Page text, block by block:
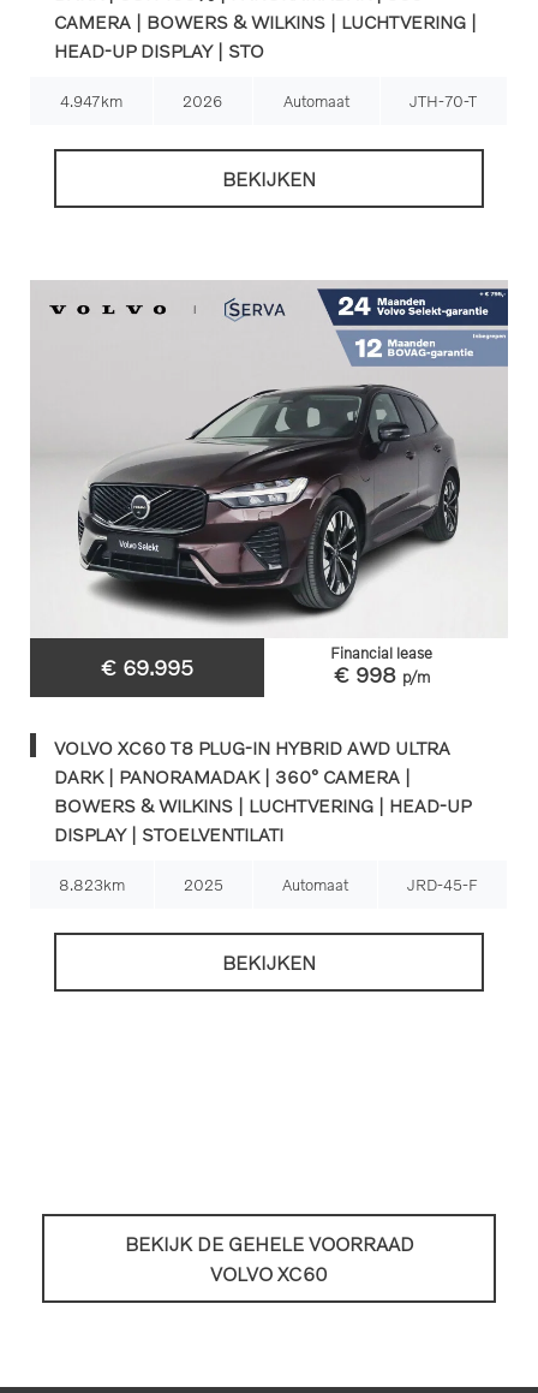
CAMERA | BOWERS & WILKINS | LUCHTVERING |
HEAD-UP DISPLAY | STO
4.947km 2026 Automaat JTH-70-T
BEKIJKEN
€ 69.995
Financial lease
€ 998 p/m
VOLVO XC60 T8 PLUG-IN HYBRID AWD ULTRA
DARK | PANORAMADAK | 360° CAMERA |
BOWERS & WILKINS | LUCHTVERING | HEAD-UP
DISPLAY | STOELVENTILATI
8.823km 2025 Automaat JRD-45-F
BEKIJKEN
BEKIJK DE GEHELE VOORRAAD
VOLVO XC60